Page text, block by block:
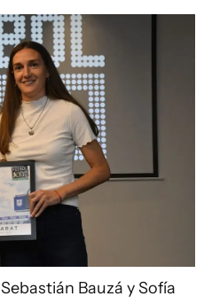
Sebastián Bauzá y Sofía